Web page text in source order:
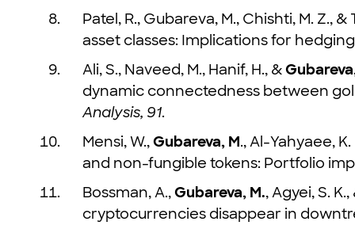
Patel, R., Gubareva, M., Chishti, M.
asset classes: Implications for
Ali, S., Naveed, M., Hanif, H., &
dynamic connectedness between
Analysis, 91.
Mensi, W.,Gubareva, M., Al-Yahyaee,
and non-fungible tokens: Portfolio
Bossman, A.,Gubareva, M., Agyei, S.
cryptocurrencies disappear in